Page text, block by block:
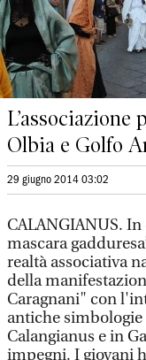
Olbia e Golfo
29 giugno 2014 03:02
CALANGIANUS.
mascara
realtà associativa
della
Caragnani" con
antiche simbologie
Calangianus e in
impegni. I giovani